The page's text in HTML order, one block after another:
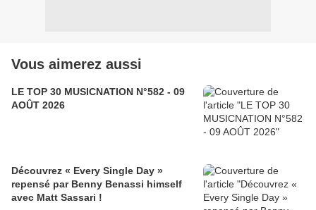
Vous aimerez aussi
LE TOP 30 MUSICNATION N°582 - 09
AOÛT 2026
Découvrez « Every Single Day »
repensé par Benny Benassi himself
avec Matt Sassari !